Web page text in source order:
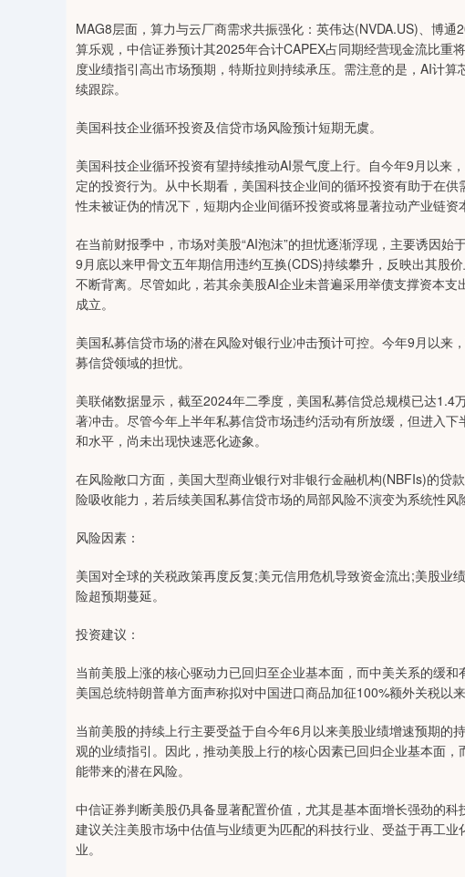
MAG8层面，算力与云厂商需求共振强化：英伟达(NVDA.US)、博
算乐观，中信证券预计其2025年合计CAPEX占同期经营现金流比重
度业绩指引高出市场预期，特斯拉则持续承压。需注意的是，AI计
续跟踪。
美国科技企业循环投资及信贷市场风险预计短期无虞。
美国科技企业循环投资有望持续推动AI景气度上行。自今年9月以来
定的投资行为。从中长期看，美国科技企业间的循环投资有助于在
性未被证伪的情况下，短期内企业间循环投资或将显著拉动产业链资
在当前财报季中，市场对美股“AI泡沫”的担忧逐渐浮现，主要诱因始
9月底以来甲骨文五年期信用违约互换(CDS)持续攀升，反映出其股
不断背离。尽管如此，若其余美股AI企业未普遍采用举债支撑资本
成立。
美国私募信贷市场的潜在风险对银行业冲击预计可控。今年9月以
募信贷领域的担忧。
美联储数据显示，截至2024年二季度，美国私募信贷总规模已达1.4
著冲击。尽管今年上半年私募信贷市场违约活动有所放缓，但进入
和水平，尚未出现快速恶化迹象。
在风险敞口方面，美国大型商业银行对非银行金融机构(NBFIs)的贷
险吸收能力，若后续美国私募信贷市场的局部风险不演变为系统性风
风险因素：
美国对全球的关税政策再度反复;美元信用危机导致资金流出;美股业
险超预期蔓延。
投资建议：
当前美股上涨的核心驱动力已回归至企业基本面，而中美关系的缓
美国总统特朗普单方面声称拟对中国进口商品加征100%额外关税以
当前美股的持续上行主要受益于自今年6月以来美股业绩增速预期的
观的业绩指引。因此，推动美股上行的核心因素已回归企业基本面
能带来的潜在风险。
中信证券判断美股仍具备显著配置价值，尤其是基本面增长强劲的
建议关注美股市场中估值与业绩更为匹配的科技行业、受益于再工
业。